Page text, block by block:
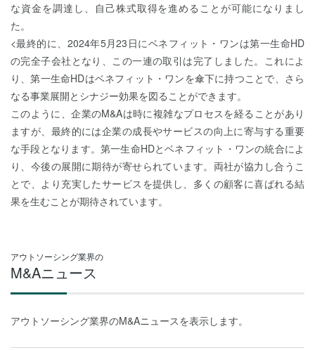
な資金を調達し、自己株式取得を進めることが可能になりまし
た。
<最終的に、2024年5月23日にベネフィット・ワンは第一生命HD
の完全子会社となり、この一連の取引は完了しました。これによ
り、第一生命HDはベネフィット・ワンを傘下に持つことで、さら
なる事業展開とシナジー効果を図ることができます。
このように、企業のM&Aは時に複雑なプロセスを経ることがあり
ますが、最終的には企業の成長やサービスの向上に寄与する重要
な手段となります。第一生命HDとベネフィット・ワンの統合によ
り、今後の展開に期待が寄せられています。両社が協力し合うこ
とで、より充実したサービスを提供し、多くの顧客に喜ばれる結
果を生むことが期待されています。
アウトソーシング業界の
M&Aニュース
アウトソーシング業界のM&Aニュースを表示します。